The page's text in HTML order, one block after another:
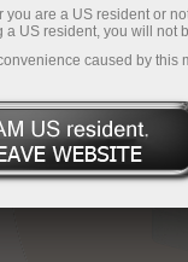
you are a US resident or
US resident, you will not
caused by this